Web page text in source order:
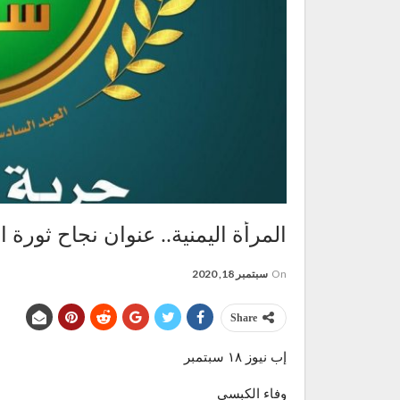
المرأة اليمنية.. عنوان نجاح ثورة ال 21 من
On سبتمبر 18, 2020
Share
إب نيوز ١٨ سبتمبر
وفاء الكبسي